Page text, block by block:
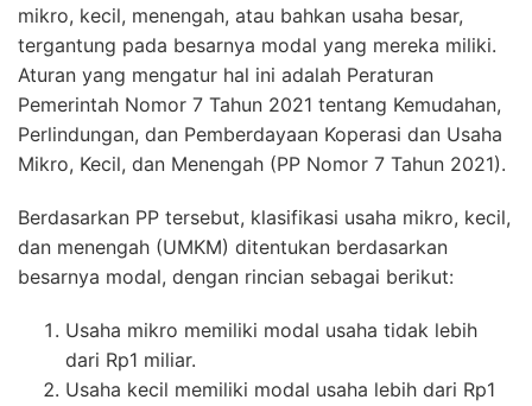
mikro, kecil, menengah, atau bahkan usaha besar,
tergantung pada besarnya modal yang mereka miliki.
Aturan yang mengatur hal ini adalah Peraturan
Pemerintah Nomor 7 Tahun 2021 tentang Kemudahan,
Perlindungan, dan Pemberdayaan Koperasi dan Usaha
Mikro, Kecil, dan Menengah (PP Nomor 7 Tahun 2021).
Berdasarkan PP tersebut, klasifikasi usaha mikro, kecil,
dan menengah (UMKM) ditentukan berdasarkan
besarnya modal, dengan rincian sebagai berikut:
Usaha mikro memiliki modal usaha tidak lebih
dari Rp1 miliar.
Usaha kecil memiliki modal usaha lebih dari Rp1